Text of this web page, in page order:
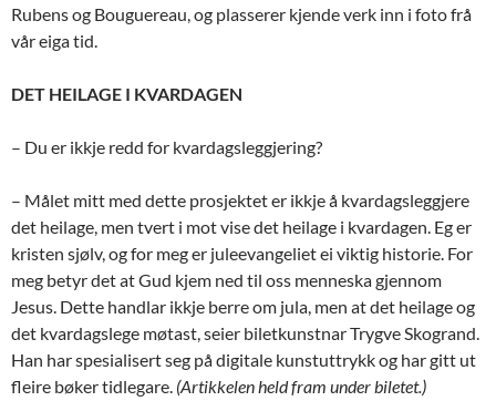
Rubens og Bouguereau, og plasserer kjende verk inn i foto frå
vår eiga tid.
DET HEILAGE I KVARDAGEN
– Du er ikkje redd for kvardagsleggjering?
– Målet mitt med dette prosjektet er ikkje å kvardagsleggjere
det heilage, men tvert i mot vise det heilage i kvardagen. Eg er
kristen sjølv, og for meg er juleevangeliet ei viktig historie. For
meg betyr det at Gud kjem ned til oss menneska gjennom
Jesus. Dette handlar ikkje berre om jula, men at det heilage og
det kvardagslege møtast, seier biletkunstnar Trygve Skogrand.
Han har spesialisert seg på digitale kunstuttrykk og har gitt ut
fleire bøker tidlegare. (Artikkelen held fram under biletet.)